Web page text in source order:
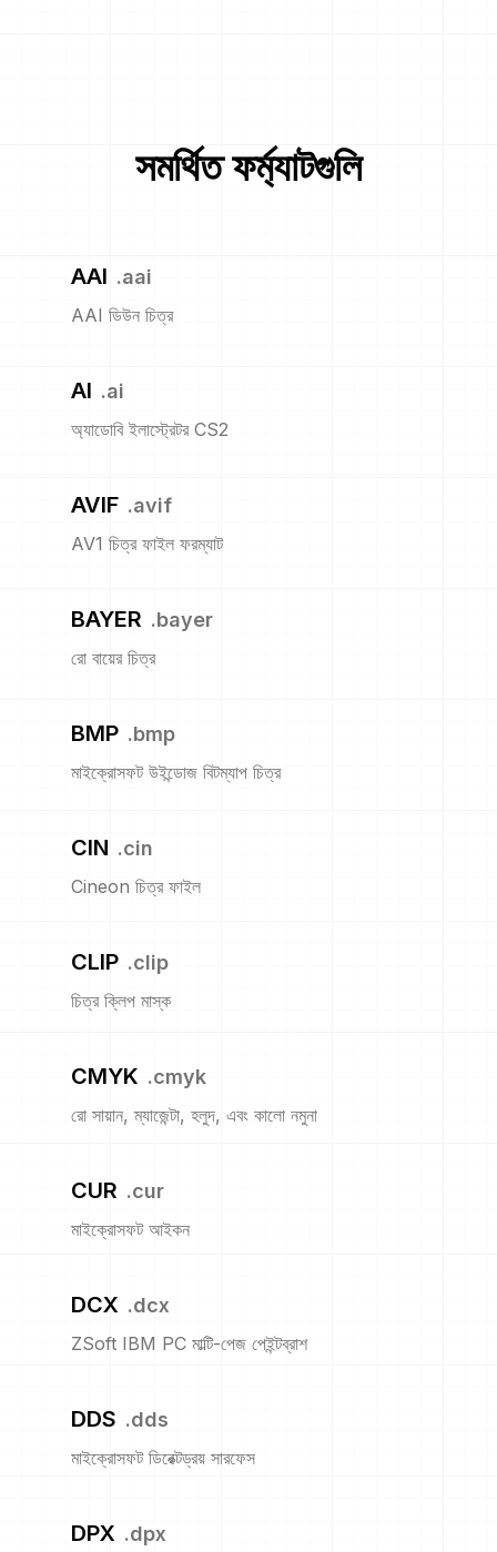
সমর্থিত ফর্ম্যাটগুলি
AAI .aai
AAI ডিউন চিত্র
AI .ai
অ্যাডোবি ইলাস্ট্রেটর CS2
AVIF .avif
AV1 চিত্র ফাইল ফরম্যাট
BAYER .bayer
রো বায়ের চিত্র
BMP .bmp
মাইক্রোসফট উইন্ডোজ বিটম্যাপ চিত্র
CIN .cin
Cineon চিত্র ফাইল
CLIP .clip
চিত্র ক্লিপ মাস্ক
CMYK .cmyk
রো সায়ান, ম্যাজেন্টা, হলুদ, এবং কালো নমুনা
CUR .cur
মাইক্রোসফট আইকন
DCX .dcx
ZSoft IBM PC মাল্টি-পেজ পেইন্টব্রাশ
DDS .dds
মাইক্রোসফট ডিরেক্টড্রয় সারফেস
DPX .dpx